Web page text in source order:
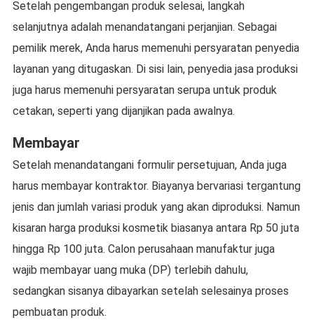
Setelah pengembangan produk selesai, langkah
selanjutnya adalah menandatangani perjanjian. Sebagai
pemilik merek, Anda harus memenuhi persyaratan penyedia
layanan yang ditugaskan. Di sisi lain, penyedia jasa produksi
juga harus memenuhi persyaratan serupa untuk produk
cetakan, seperti yang dijanjikan pada awalnya.
Membayar
Setelah menandatangani formulir persetujuan, Anda juga
harus membayar kontraktor. Biayanya bervariasi tergantung
jenis dan jumlah variasi produk yang akan diproduksi. Namun
kisaran harga produksi kosmetik biasanya antara Rp 50 juta
hingga Rp 100 juta. Calon perusahaan manufaktur juga
wajib membayar uang muka (DP) terlebih dahulu,
sedangkan sisanya dibayarkan setelah selesainya proses
pembuatan produk.